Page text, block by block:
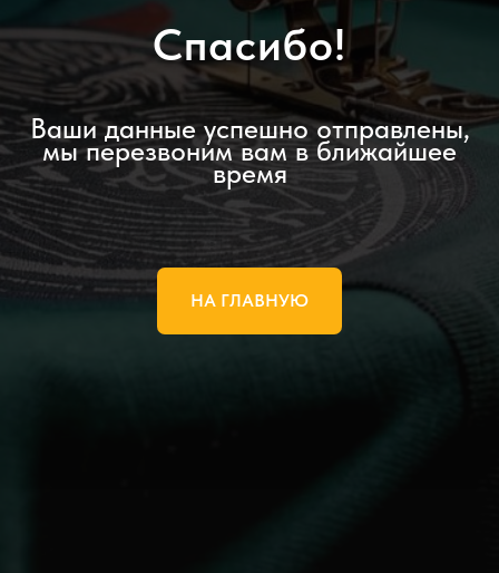
Спасибо!
Ваши данные успешно отправлены,
мы перезвоним вам в ближайшее
время
НА ГЛАВНУЮ